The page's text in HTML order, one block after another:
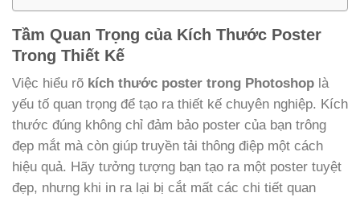
Tầm Quan Trọng của Kích Thước Poster
Trong Thiết Kế
Việc hiểu rõ kích thước poster trong Photoshop là
yếu tố quan trọng để tạo ra thiết kế chuyên nghiệp. Kích
thước đúng không chỉ đảm bảo poster của bạn trông
đẹp mắt mà còn giúp truyền tải thông điệp một cách
hiệu quả. Hãy tưởng tượng bạn tạo ra một poster tuyệt
đẹp, nhưng khi in ra lại bị cắt mất các chi tiết quan